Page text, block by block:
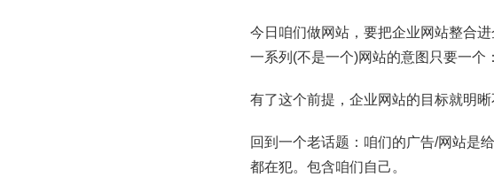
今日咱们做网站，要把企业网站整合
一系列(不是一个)网站的意图只要一个
有了这个前提，企业网站的目标就明晰
回到一个老话题：咱们的广告/网站是
都在犯。包含咱们自己。